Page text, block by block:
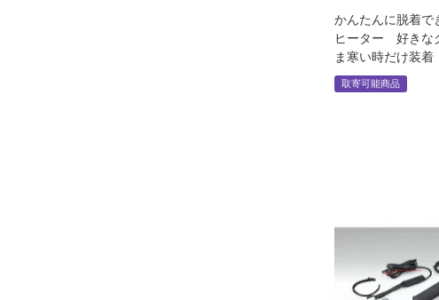
かんたんに脱着で
ヒーター 好きな
ま寒い時だけ装着
取寄可能商品